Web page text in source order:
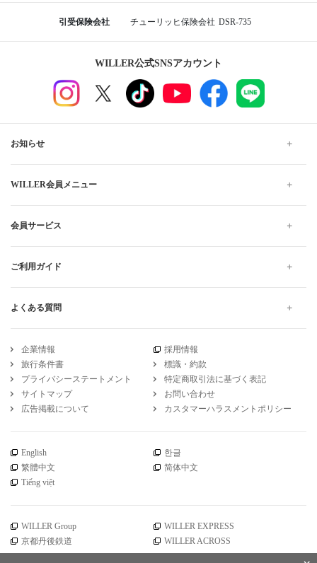
引受保険会社 チューリッヒ保険会社 DSR-735
WILLER公式SNSアカウント
お知らせ
WILLER会員メニュー
会員サービス
ご利用ガイド
よくある質問
企業情報
採用情報
旅行条件書
標識・約款
プライバシーステートメント
特定商取引法に基づく表記
サイトマップ
お問い合わせ
広告掲載について
カスタマーハラスメントポリシー
English
한글
繁體中文
简体中文
Tiếng việt
WILLER Group
WILLER EXPRESS
京都丹後鉄道
WILLER ACROSS